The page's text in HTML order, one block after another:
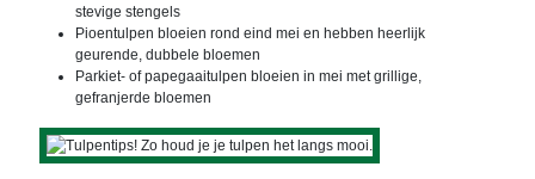
stevige stengels
Pioentulpen bloeien rond eind mei en hebben heerlijk
geurende, dubbele bloemen
Parkiet- of papegaaitulpen bloeien in mei met grillige,
gefranjerde bloemen